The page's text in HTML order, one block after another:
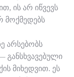
ის არ იწვევს
არსებობს
განსხვავებული
მიხედვით. ეს